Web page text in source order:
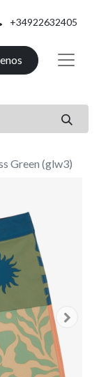
+34922632405
Green (glw3)